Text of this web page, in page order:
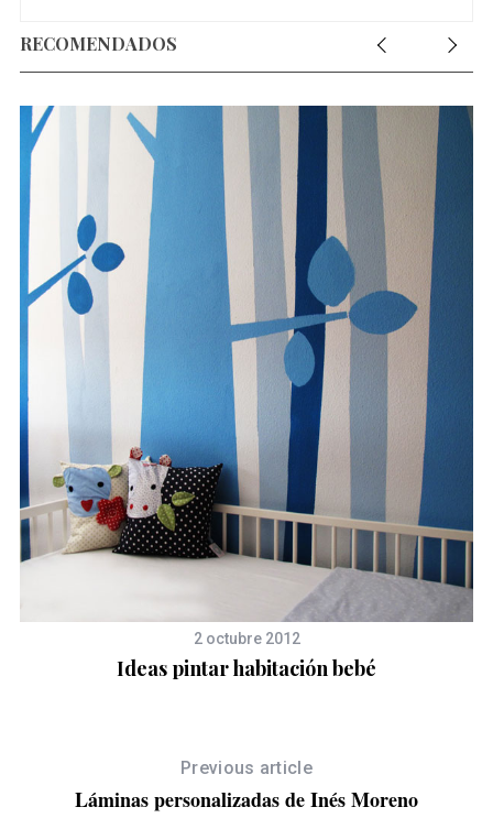
RECOMENDADOS
2 octubre 2012
Ideas pintar habitación bebé
Previous article
Láminas personalizadas de Inés Moreno